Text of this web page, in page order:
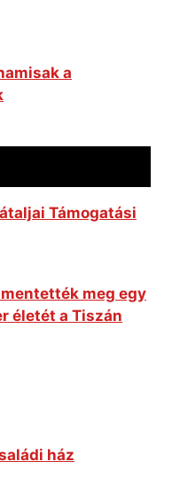
a
Támogatási
meg egy
életét a Tiszán
ház